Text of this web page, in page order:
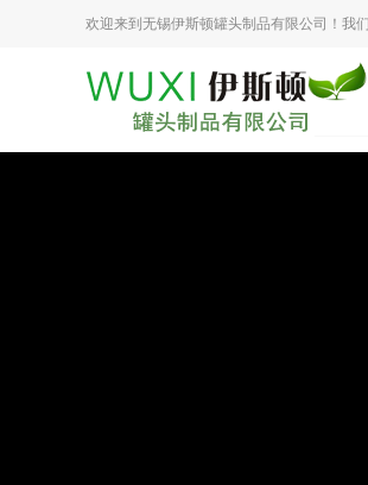
欢迎来到无锡伊斯顿罐头制品有限公司！我